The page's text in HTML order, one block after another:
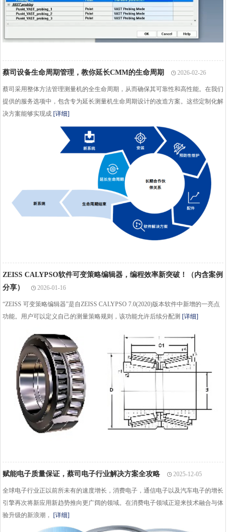
蔡司设备生命周期管理，教你延长CMM的生命周期 2026-02-26
蔡司采用整体方法管理测量机的全生命周期，从而确保其可靠性和高性能。在我们
提供的服务选项中，包含专为延长测量机生命周期设计的改造方案。这些定制化解
决方案能够实现成 [详细]
ZEISS CALYPSO软件可变策略编辑器，编程效率新突破！（内含案例
分享）
2026-01-16
“ZEISS 可变策略编辑器”是自ZEISS CALYPSO 7.0(2020)版本软件中新增的一亮点
功能。用户可以定义自己的测量策略规则，该功能允许后续分配测 [详细]
赋能电子质量保证，蔡司电子行业解决方案全攻略 2025-12-05
全球电子行业正以前所未有的速度增长，消费电子，通信电子以及汽车电子的增长
引擎再次将新应用新趋势推向更广阔的领域。在消费电子领域正迎来技术融合与体
验升级的新浪潮， [详细]